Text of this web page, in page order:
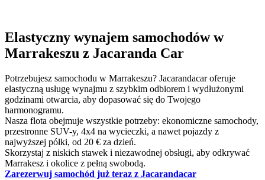
Elastyczny wynajem samochodów w
Marrakeszu z Jacaranda Car
Potrzebujesz samochodu w Marrakeszu? Jacarandacar oferuje
elastyczną usługę wynajmu z szybkim odbiorem i wydłużonymi
godzinami otwarcia, aby dopasować się do Twojego
harmonogramu.
Nasza flota obejmuje wszystkie potrzeby: ekonomiczne samochody,
przestronne SUV-y, 4x4 na wycieczki, a nawet pojazdy z
najwyższej półki, od 20 € za dzień.
Skorzystaj z niskich stawek i niezawodnej obsługi, aby odkrywać
Marrakesz i okolice z pełną swobodą.
Zarezerwuj samochód już teraz z Jacarandacar